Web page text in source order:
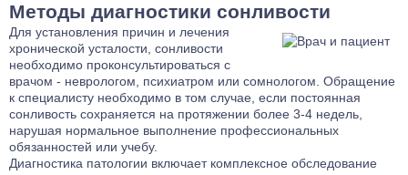
случаях важно своевременно обратиться к специалистам
для предотвращения угрозы жизни пациента и окружающих.
расстройств. Наши специалисты используют комплексные
подходы, которые включают долгосрочное медикаментозное
лечение, психотерапевтические сессии и программы
реабилитации, что позволяет стабилизировать состояние
пациентов и улучшить качество их жизни.
Методы диагностики сонливости
Для установления причин и лечения
хронической усталости, сонливости
необходимо проконсультироваться с
врачом - неврологом, психиатром или сомнологом. Обращение
к специалисту необходимо в том случае, если постоянная
сонливость сохраняется на протяжении более 3-4 недель,
нарушая нормальное выполнение профессиональных
обязанностей или учебу.
Диагностика патологии включает комплексное обследование